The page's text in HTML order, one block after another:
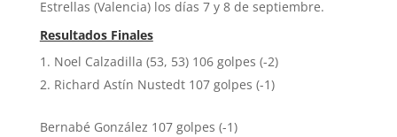
Estrellas (Valencia) los días 7 y 8 de septiembre.
Resultados Finales
Noel Calzadilla (53, 53) 106 golpes (-2)
Richard Astín Nustedt 107 golpes (-1)
Bernabé González 107 golpes (-1)